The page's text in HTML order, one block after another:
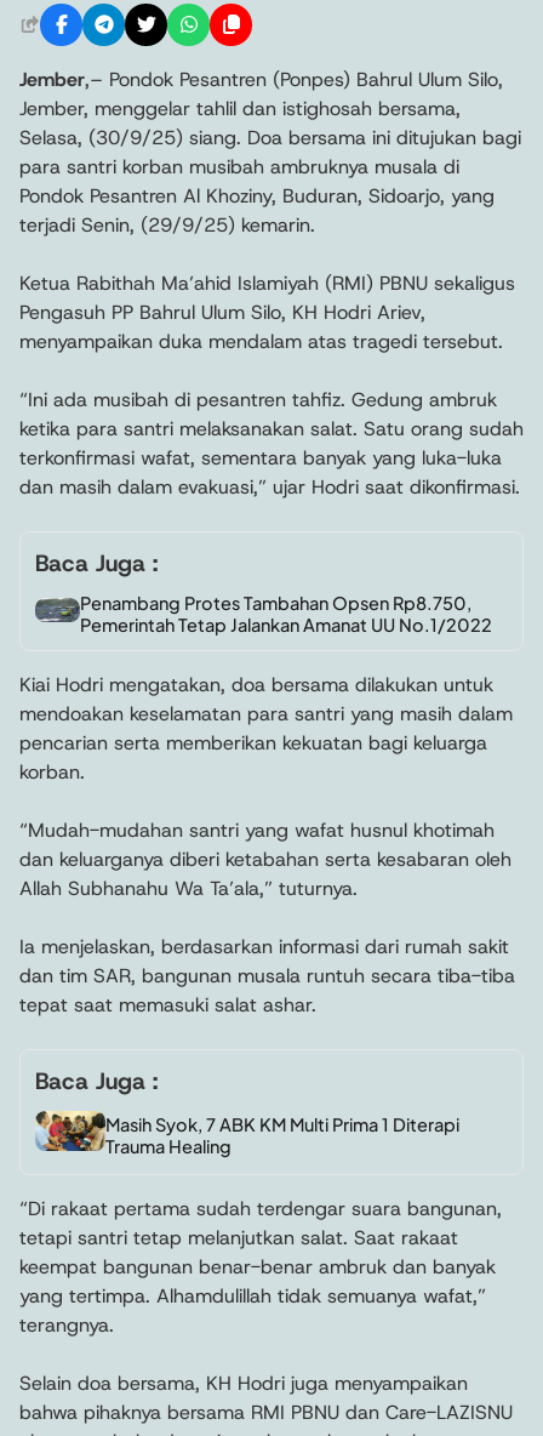
Jember,– Pondok Pesantren (Ponpes) Bahrul Ulum Silo,
Jember, menggelar tahlil dan istighosah bersama,
Selasa, (30/9/25) siang. Doa bersama ini ditujukan bagi
para santri korban musibah ambruknya musala di
Pondok Pesantren Al Khoziny, Buduran, Sidoarjo, yang
terjadi Senin, (29/9/25) kemarin.
Ketua Rabithah Ma’ahid Islamiyah (RMI) PBNU sekaligus
Pengasuh PP Bahrul Ulum Silo, KH Hodri Ariev,
menyampaikan duka mendalam atas tragedi tersebut.
“Ini ada musibah di pesantren tahfiz. Gedung ambruk
ketika para santri melaksanakan salat. Satu orang sudah
terkonfirmasi wafat, sementara banyak yang luka-luka
dan masih dalam evakuasi,” ujar Hodri saat dikonfirmasi.
Baca Juga :
Penambang Protes Tambahan Opsen Rp8.750,
Pemerintah Tetap Jalankan Amanat UU No.1/2022
Kiai Hodri mengatakan, doa bersama dilakukan untuk
mendoakan keselamatan para santri yang masih dalam
pencarian serta memberikan kekuatan bagi keluarga
korban.
“Mudah-mudahan santri yang wafat husnul khotimah
dan keluarganya diberi ketabahan serta kesabaran oleh
Allah Subhanahu Wa Ta’ala,” tuturnya.
Ia menjelaskan, berdasarkan informasi dari rumah sakit
dan tim SAR, bangunan musala runtuh secara tiba-tiba
tepat saat memasuki salat ashar.
Baca Juga :
Masih Syok, 7 ABK KM Multi Prima 1 Diterapi
Trauma Healing
“Di rakaat pertama sudah terdengar suara bangunan,
tetapi santri tetap melanjutkan salat. Saat rakaat
keempat bangunan benar-benar ambruk dan banyak
yang tertimpa. Alhamdulillah tidak semuanya wafat,”
terangnya.
Selain doa bersama, KH Hodri juga menyampaikan
bahwa pihaknya bersama RMI PBNU dan Care-LAZISNU